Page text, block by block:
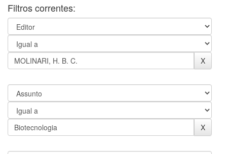
Filtros correntes: